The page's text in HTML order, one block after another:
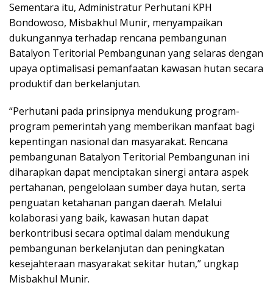
Sementara itu, Administratur Perhutani KPH
Bondowoso, Misbakhul Munir, menyampaikan
dukungannya terhadap rencana pembangunan
Batalyon Teritorial Pembangunan yang selaras dengan
upaya optimalisasi pemanfaatan kawasan hutan secara
produktif dan berkelanjutan.
“Perhutani pada prinsipnya mendukung program-
program pemerintah yang memberikan manfaat bagi
kepentingan nasional dan masyarakat. Rencana
pembangunan Batalyon Teritorial Pembangunan ini
diharapkan dapat menciptakan sinergi antara aspek
pertahanan, pengelolaan sumber daya hutan, serta
penguatan ketahanan pangan daerah. Melalui
kolaborasi yang baik, kawasan hutan dapat
berkontribusi secara optimal dalam mendukung
pembangunan berkelanjutan dan peningkatan
kesejahteraan masyarakat sekitar hutan,” ungkap
Misbakhul Munir.